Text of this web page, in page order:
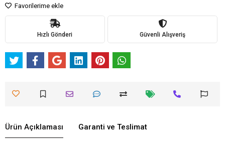
Favorilerime ekle
Hızlı Gönderi Güvenli Alışveriş
Ürün Açıklaması Garanti ve Teslimat